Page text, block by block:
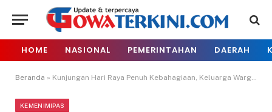
HOME NASIONAL PEMERINTAHAN DAERAH
Beranda » Kunjungan Hari Raya Penuh Kebahagiaan, Keluarga Warga Binaan Lembaga Pemasyarakatan Kelas I Makassar Sampaikan Rasa Syukur
KEMENIMIPAS